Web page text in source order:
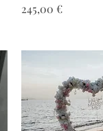
Τιμή
245,00 €